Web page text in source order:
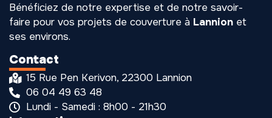
Bénéficiez de notre expertise et de notre savoir-
faire pour vos projets de couverture à Lannion et
ses environs.
Contact
15 Rue Pen Kerivon, 22300 Lannion
06 04 49 63 48
Lundi - Samedi : 8h00 - 21h30